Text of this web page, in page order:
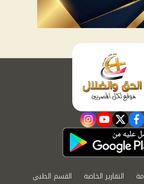
facebook
twitter
youtube
instagram
التقارير الخاصة
القسم الطبي